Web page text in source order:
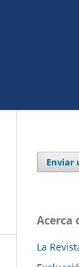
Enviar
Acerca
La